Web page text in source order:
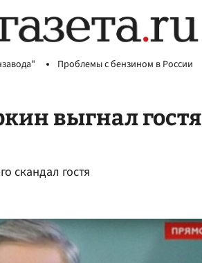
Проблемы с бензином в России
выгнал гостя
скандал гостя